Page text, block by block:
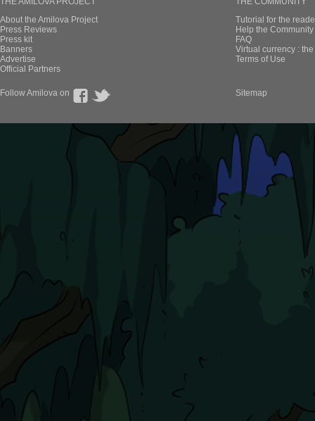
About the Amilova Project
Press Reviews
Press kit
Banners
Advertise
Official Partners
Tutorial for the
Help the
FAQ
Virtual currency :
Terms of Use
Follow Amilova on Sitemap